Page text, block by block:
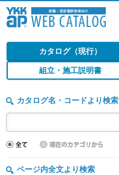
カタログ（現行）
組立・施工説明書
カタログ名・コードより検索
ページ内全文より検索